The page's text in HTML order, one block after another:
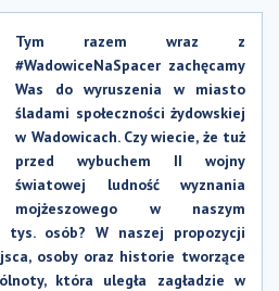
Tym razem wraz z
#WadowiceNaSpacer zachęcamy
Was do wyruszenia w miasto
śladami społeczności żydowskiej
w Wadowicach. Czy wiecie, że tuż
przed wybuchem II wojny
światowej ludność wyznania
mojżeszowego w naszym
tys. osób? W naszej propozycji
osoby oraz historie tworzące
która uległa zagładzie w